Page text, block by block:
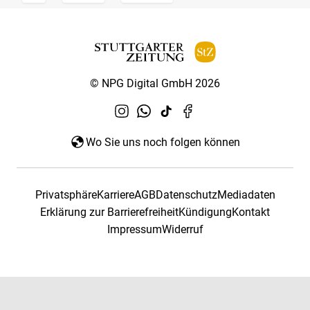
© NPG Digital GmbH 2026
Wo Sie uns noch folgen können
PrivatsphäreKarriereAGBDatenschutzMediadaten
Erklärung zur BarrierefreiheitKündigungKontakt
ImpressumWiderruf